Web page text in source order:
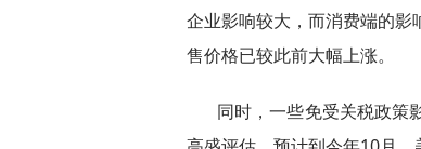
企业影响较大，而消费端的
售价格已较此前大幅上涨。
同时，一些免受关税政策